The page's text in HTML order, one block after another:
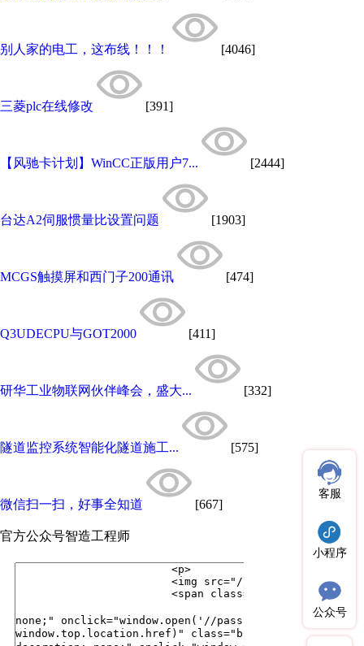
别人家的电工，这布线！！！ [4046]
三菱plc在线修改 [391]
【风驰卡计划】WinCC正版用户7... [2444]
台达A2伺服惯量比设置问题 [1903]
MCGS触摸屏和西门子200通讯 [474]
Q3UDECPU与GOT2000 [411]
研华工业物联网伙伴峰会，盛大... [332]
隧道监控系统智能化隧道施工... [575]
微信扫一扫，好事全知道 [667]
官方公众号智造工程师
客服
小程序
公众号